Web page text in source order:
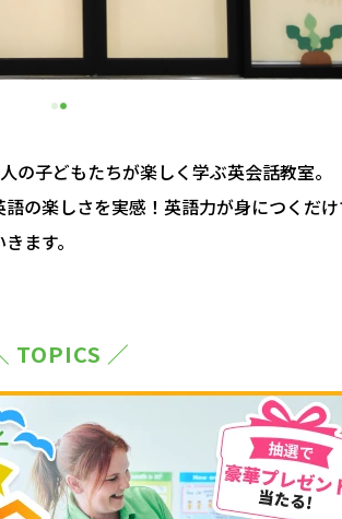
の子どもたちが楽しく学ぶ英会話教室
の楽しさを実感！英語力が身につくだ
ます。
TOPICS ／